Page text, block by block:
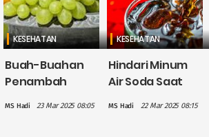
KESEHATAN
Buah-Buahan
Penambah
MS Hadi 23 Mar 2025 08:05
KESEHATAN
Hindari Minum
Air Soda Saat
MS Hadi 22 Mar 2025 08:15